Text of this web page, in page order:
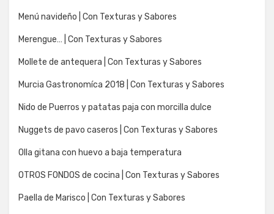
Menú navideño | Con Texturas y Sabores
Merengue… | Con Texturas y Sabores
Mollete de antequera | Con Texturas y Sabores
Murcia Gastronomíca 2018 | Con Texturas y Sabores
Nido de Puerros y patatas paja con morcilla dulce
Nuggets de pavo caseros | Con Texturas y Sabores
Olla gitana con huevo a baja temperatura
OTROS FONDOS de cocina | Con Texturas y Sabores
Paella de Marisco | Con Texturas y Sabores